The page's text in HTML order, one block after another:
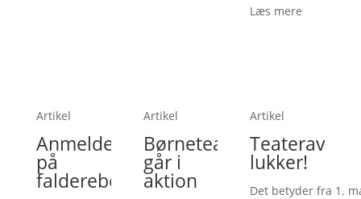
Læs mere
Artikel
Anmelderi
på
falderebet
Artikel
Børneteatre
går i
aktion
Artikel
Teateravisen
lukker!
Det betyder fra 1.